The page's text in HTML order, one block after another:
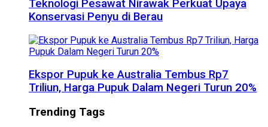
Teknologi Pesawat Nirawak Perkuat Upaya
Konservasi Penyu di Berau
Ekspor Pupuk ke Australia Tembus Rp7
Triliun, Harga Pupuk Dalam Negeri Turun 20%
Trending Tags